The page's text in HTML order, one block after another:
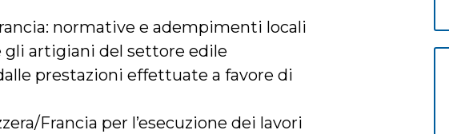
normative e adempimenti locali
artigiani del settore edile
prestazioni effettuate a favore di
Francia per l’esecuzione dei lavori